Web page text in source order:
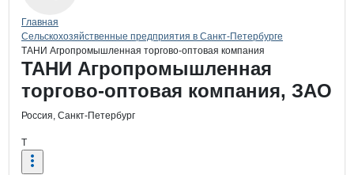
Навигация по сайту
Главная
Сельскохозяйственные предприятия в Санкт-Петербурге
ТАНИ Агропромышленная торгово-оптовая компания
Основная информация о компании
ТАНИ Агропромышленная
торгово-оптовая компания, ЗАО
Россия, Санкт-Петербург
Т